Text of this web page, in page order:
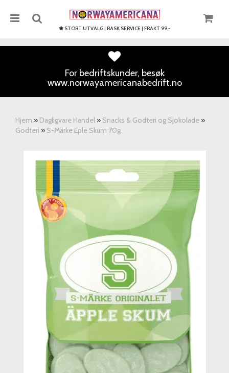
STORT UTVALG | RASK SERVICE | FRAKT 99,-
For bedriftskunder, besøk
www.norwayamericanabedrift.no
Hjem » Dagligvare Handel » Snacks & Godteri og Sjokolade »
Godteri » S-Märke Eple Skum 70g.